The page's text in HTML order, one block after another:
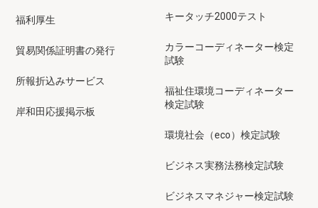
福利厚生
貿易関係証明書の発行
所報折込みサービス
岸和田応援掲示板
キータッチ2000テスト
カラーコーディネーター検定
試験
福祉住環境コーディネーター
検定試験
環境社会（eco）検定試験
ビジネス実務法務検定試験
ビジネスマネジャー検定試験